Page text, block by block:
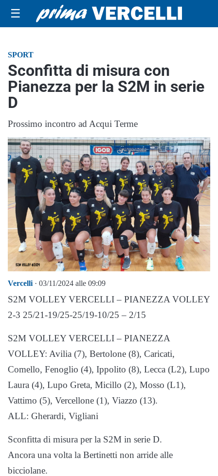
☰
SPORT
Sconfitta di misura con
Pianezza per la S2M in serie
D
Prossimo incontro ad Acqui Terme
Vercelli · 03/11/2024 alle 09:09
S2M VOLLEY VERCELLI – PIANEZZA VOLLEY
2-3 25/21-19/25-25/19-10/25 – 2/15
S2M VOLLEY VERCELLI – PIANEZZA
VOLLEY: Avilia (7), Bertolone (8), Caricati,
Comello, Fenoglio (4), Ippolito (8), Lecca (L2), Lupo
Laura (4), Lupo Greta, Micillo (2), Mosso (L1),
Vattimo (5), Vercellone (1), Viazzo (13).
ALL: Gherardi, Vigliani
Sconfitta di misura per la S2M in serie D.
Ancora una volta la Bertinetti non arride alle
bicciolane.